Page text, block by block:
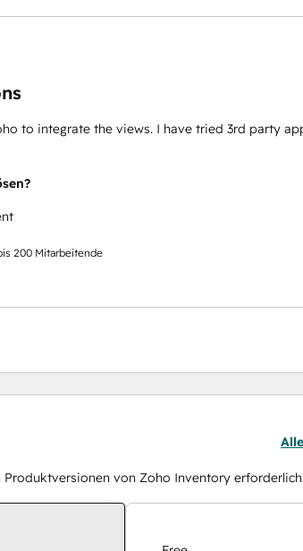
to integrate the views. I have tried 3rd party
200 Mitarbeitende
von Zoho Inventory